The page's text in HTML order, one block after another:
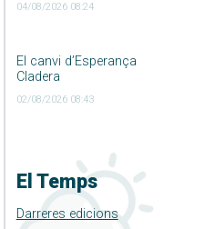
04/08/2026 08:24
El canvi d’Esperança
Cladera
02/08/2026 08:43
El Temps
Darreres edicions